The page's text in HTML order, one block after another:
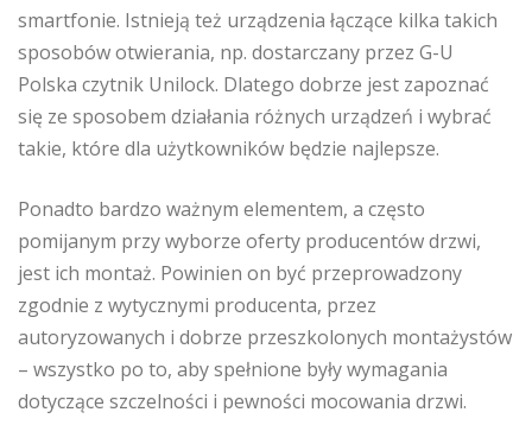
smartfonie. Istnieją też urządzenia łączące kilka takich
sposobów otwierania, np. dostarczany przez G-U
Polska czytnik Unilock. Dlatego dobrze jest zapoznać
się ze sposobem działania różnych urządzeń i wybrać
takie, które dla użytkowników będzie najlepsze.
Ponadto bardzo ważnym elementem, a często
pomijanym przy wyborze oferty producentów drzwi,
jest ich montaż. Powinien on być przeprowadzony
zgodnie z wytycznymi producenta, przez
autoryzowanych i dobrze przeszkolonych montażystów
– wszystko po to, aby spełnione były wymagania
dotyczące szczelności i pewności mocowania drzwi.